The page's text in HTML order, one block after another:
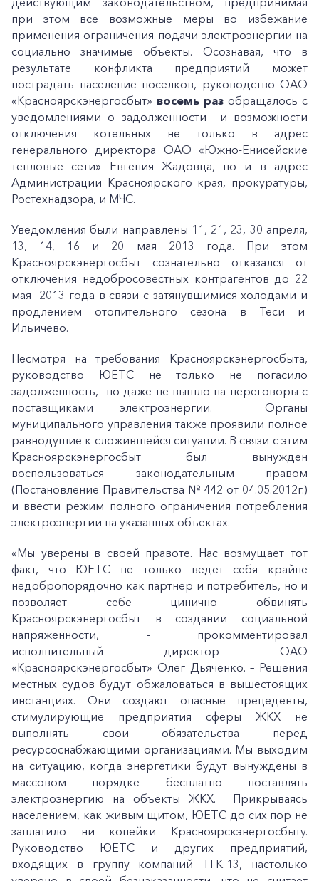
при этом все возможные меры во избежание
применения ограничения подачи электроэнергии на
социально значимые объекты. Осознавая, что в
результате конфликта предприятий может
пострадать население поселков, руководство ОАО
«Красноярскэнергосбыт» восемь раз обращалось с
уведомлениями о задолженности и возможности
отключения котельных не только в адрес
генерального директора ОАО «Южно-Енисейские
тепловые сети» Евгения Жадовца, но и в адрес
Администрации Красноярского края, прокуратуры,
Ростехнадзора, и МЧС.
Уведомления были направлены 11, 21, 23, 30 апреля,
13, 14, 16 и 20 мая 2013 года. При этом
Красноярскэнергосбыт сознательно отказался от
отключения недобросовестных контрагентов до 22
мая 2013 года в связи с затянувшимися холодами и
продлением отопительного сезона в Теси и
Ильичево.
Несмотря на требования Красноярскэнергосбыта,
руководство ЮЕТС не только не погасило
задолженность, но даже не вышло на переговоры с
поставщиками электроэнергии. Органы
муниципального управления также проявили полное
равнодушие к сложившейся ситуации. В связи с этим
Красноярскэнергосбыт был вынужден
воспользоваться законодательным правом
(Постановление Правительства № 442 от 04.05.2012г.)
и ввести режим полного ограничения потребления
электроэнергии на указанных объектах.
«Мы уверены в своей правоте. Нас возмущает тот
факт, что ЮЕТС не только ведет себя крайне
недобропорядочно как партнер и потребитель, но и
позволяет себе цинично обвинять
Красноярскэнергосбыт в создании социальной
напряженности, - прокомментировал
исполнительный директор ОАО
«Красноярскэнергосбыт» Олег Дьяченко. – Решения
местных судов будут обжаловаться в вышестоящих
инстанциях. Они создают опасные прецеденты,
стимулирующие предприятия сферы ЖКХ не
выполнять свои обязательства перед
ресурсоснабжающими организациями. Мы выходим
на ситуацию, когда энергетики будут вынуждены в
массовом порядке бесплатно поставлять
электроэнергию на объекты ЖКХ. Прикрываясь
населением, как живым щитом, ЮЕТС до сих пор не
заплатило ни копейки Красноярскэнергосбыту.
Руководство ЮЕТС и других предприятий,
входящих в группу компаний ТГК-13, настолько